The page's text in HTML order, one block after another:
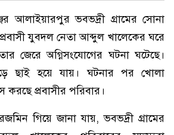
আলাইয়ারপুর ভবভদ্রী গ্রামের সোনা
প্রবাসী যুবদল নেতা আব্দুল খালেকের ঘরে
জেরে অগ্নিসংযোগের ঘটনা ঘটেছে।
ছাই হয়ে যায়। ঘটনার পর খোলা
প্রবাসীর পরিবার।
গিয়ে জানা যায়, ভবভদ্রী গ্রামের